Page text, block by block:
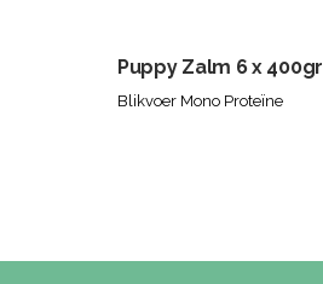
Puppy Zalm 6 x 400gr
Blikvoer Mono Proteïne